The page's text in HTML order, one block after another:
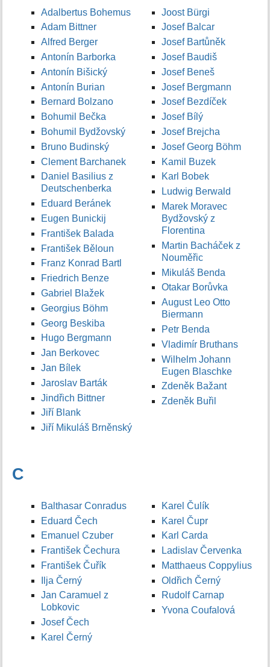
Adalbertus Bohemus
Adam Bittner
Alfred Berger
Antonín Barborka
Antonín Bišický
Antonín Burian
Bernard Bolzano
Bohumil Bečka
Bohumil Bydžovský
Bruno Budinský
Clement Barchanek
Daniel Basilius z
Deutschenberka
Eduard Beránek
Eugen Bunickij
František Balada
František Běloun
Franz Konrad Bartl
Friedrich Benze
Gabriel Blažek
Georgius Böhm
Georg Beskiba
Hugo Bergmann
Jan Berkovec
Jan Bílek
Jaroslav Barták
Jindřich Bittner
Jiří Blank
Jiří Mikuláš Brněnský
Joost Bürgi
Josef Balcar
Josef Bartůněk
Josef Baudiš
Josef Beneš
Josef Bergmann
Josef Bezdíček
Josef Bílý
Josef Brejcha
Josef Georg Böhm
Kamil Buzek
Karl Bobek
Ludwig Berwald
Marek Moravec
Bydžovský z
Florentina
Martin Bacháček z
Nouměřic
Mikuláš Benda
Otakar Borůvka
August Leo Otto
Biermann
Petr Benda
Vladimír Bruthans
Wilhelm Johann
Eugen Blaschke
Zdeněk Bažant
Zdeněk Buřil
C
Balthasar Conradus
Eduard Čech
Emanuel Czuber
František Čechura
František Čuřík
Ilja Černý
Jan Caramuel z
Lobkovic
Josef Čech
Karel Černý
Karel Čulík
Karel Čupr
Karl Carda
Ladislav Červenka
Matthaeus Coppylius
Oldřich Černý
Rudolf Carnap
Yvona Coufalová